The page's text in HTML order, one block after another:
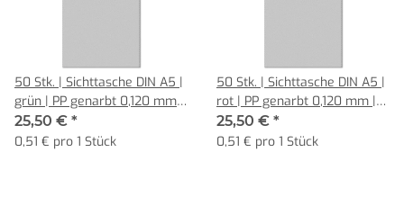
50 Stk. | Sichttasche DIN A5 |
grün | PP genarbt 0,120 mm |
Hochformat mit Klappe
25,50 € *
0,51 € pro 1 Stück
50 Stk. | Sichttasche DIN A5 |
rot | PP genarbt 0,120 mm |
Hochformat mit Klappe
25,50 € *
0,51 € pro 1 Stück